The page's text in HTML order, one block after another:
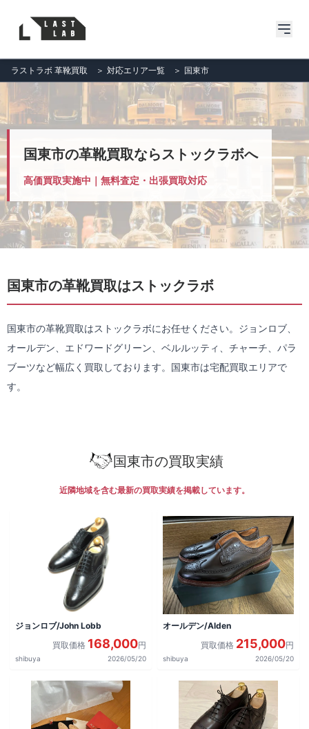
ラストラボ 革靴買取 ＞ 対応エリア一覧 ＞ 国東市
国東市の革靴買取ならストックラボへ
高価買取実施中｜無料査定・出張買取対応
国東市の革靴買取はストックラボ
国東市の革靴買取はストックラボにお任せください。ジョンロブ、
オールデン、エドワードグリーン、ベルルッティ、チャーチ、パラ
ブーツなど幅広く買取しております。国東市は宅配買取エリアで
す。
国東市の買取実績
近隣地域を含む最新の買取実績を掲載しています。
ジョンロブ/John Lobb
買取価格 168,000円
shibuya 2026/05/20
オールデン/Alden
買取価格 215,000円
shibuya 2026/05/20